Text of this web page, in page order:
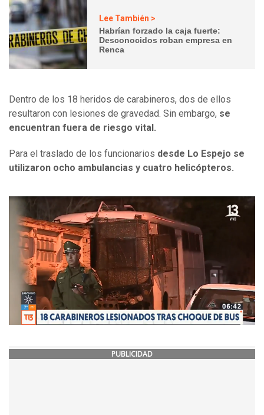
Lee También >
Habrían forzado la caja fuerte:
Desconocidos roban empresa en
Renca
Dentro de los 18 heridos de carabineros, dos de ellos
resultaron con lesiones de gravedad. Sin embargo, se
encuentran fuera de riesgo vital.
Para el traslado de los funcionarios desde Lo Espejo se
utilizaron ocho ambulancias y cuatro helicópteros.
PUBLICIDAD